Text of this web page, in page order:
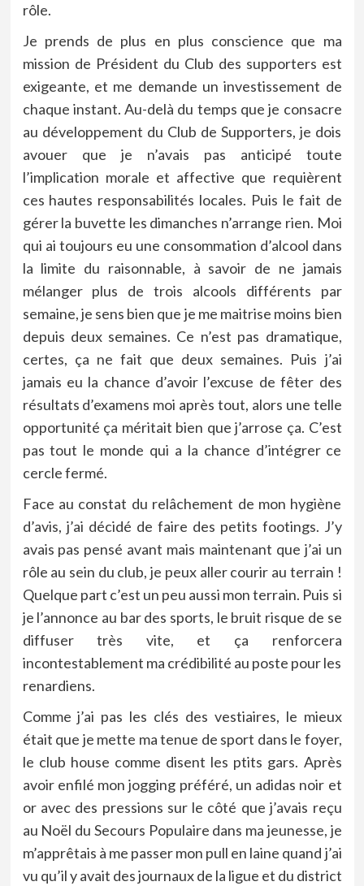
rôle.
Je prends de plus en plus conscience que ma
mission de Président du Club des supporters est
exigeante, et me demande un investissement de
chaque instant. Au-delà du temps que je consacre
au développement du Club de Supporters, je dois
avouer que je n’avais pas anticipé toute
l’implication morale et affective que requièrent
ces hautes responsabilités locales. Puis le fait de
gérer la buvette les dimanches n’arrange rien. Moi
qui ai toujours eu une consommation d’alcool dans
la limite du raisonnable, à savoir de ne jamais
mélanger plus de trois alcools différents par
semaine, je sens bien que je me maitrise moins bien
depuis deux semaines. Ce n’est pas dramatique,
certes, ça ne fait que deux semaines. Puis j’ai
jamais eu la chance d’avoir l’excuse de fêter des
résultats d’examens moi après tout, alors une telle
opportunité ça méritait bien que j’arrose ça. C’est
pas tout le monde qui a la chance d’intégrer ce
cercle fermé.
Face au constat du relâchement de mon hygiène
d’avis, j’ai décidé de faire des petits footings. J’y
avais pas pensé avant mais maintenant que j’ai un
rôle au sein du club, je peux aller courir au terrain !
Quelque part c’est un peu aussi mon terrain. Puis si
je l’annonce au bar des sports, le bruit risque de se
diffuser très vite, et ça renforcera
incontestablement ma crédibilité au poste pour les
renardiens.
Comme j’ai pas les clés des vestiaires, le mieux
était que je mette ma tenue de sport dans le foyer,
le club house comme disent les ptits gars. Après
avoir enfilé mon jogging préféré, un adidas noir et
or avec des pressions sur le côté que j’avais reçu
au Noël du Secours Populaire dans ma jeunesse, je
m’apprêtais à me passer mon pull en laine quand j’ai
vu qu’il y avait des journaux de la ligue et du district